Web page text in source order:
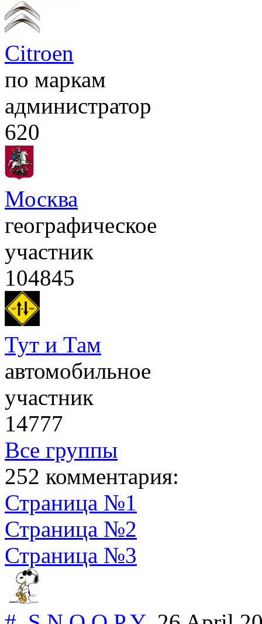
Citroen
по маркам
администратор
620
Москва
географическое
участник
104845
Тут и Там
автомобильное
участник
14777
Все группы
252 комментария:
Страница №1
Страница №2
Страница №3